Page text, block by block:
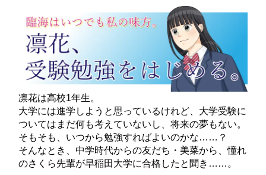
凛花は高校1年生。
大学には進学しようと思っているけれど、大学受験に
ついてはまだ何も考えていないし、将来の夢もない。
そもそも、いつから勉強すればよいのかな……？
そんなとき、中学時代からの友だち・美菜から、憧れ
のさくら先輩が早稲田大学に合格したと聞き……。